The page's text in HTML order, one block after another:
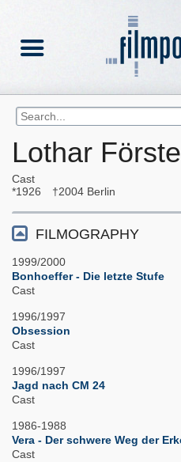
Lothar
Cast
1926
2004 Berlin
FILMOGRAPHY
1999/2000
Bonhoeffer - Die letzte Stufe
Cast
1996/1997
Obsession
Cast
1996/1997
Jagd nach CM 24
Cast
1986-1988
Vera - Der schwere Weg der
Cast